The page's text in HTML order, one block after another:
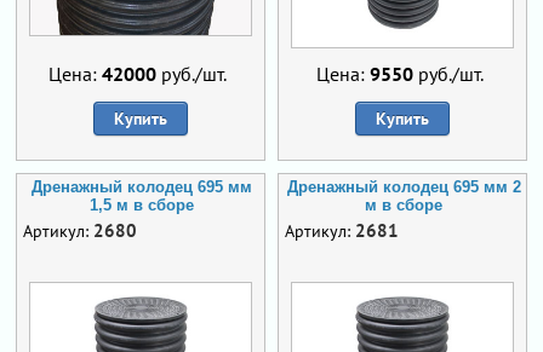
Цена: 42000 руб./шт.
Купить
Цена: 9550руб./шт.
Купить
Дренажный колодец 695 мм
1,5 м в сборе
Артикул: 2680
Дренажный колодец 695 мм 2
м в сборе
Артикул: 2681